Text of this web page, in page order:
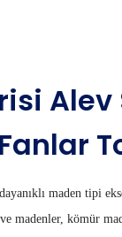
Alev
maden tipi
madenler, kömür